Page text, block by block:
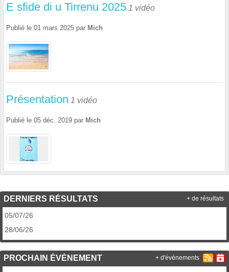
E sfide di u Tirrenu 2025 1 vidéo
Publié le 01 mars 2025 par Mich
Présentation 1 vidéo
Publié le 05 déc. 2019 par Mich
DERNIERS RÉSULTATS
05/07/26
28/06/26
+ de résultats
PROCHAIN ÉVÈNEMENT + d'évènements